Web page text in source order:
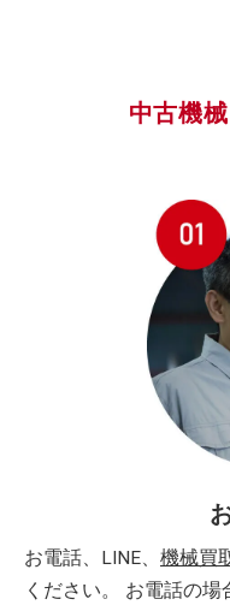
中古機
お電話、LINE、 機械買
ください。 お電話の